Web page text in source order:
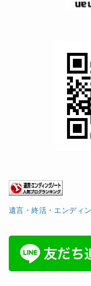
遺言・終活・エンディ